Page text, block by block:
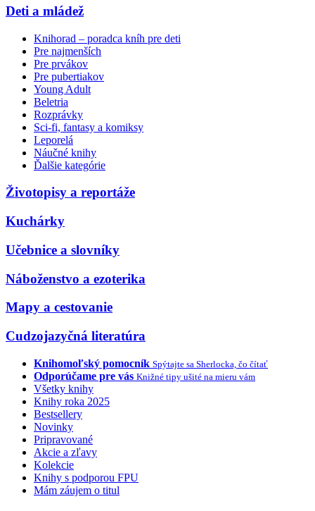
Deti a mládež
Knihorad – poradca kníh pre deti
Pre najmenších
Pre prvákov
Pre pubertiakov
Young Adult
Beletria
Rozprávky
Sci-fi, fantasy a komiksy
Leporelá
Náučné knihy
Ďalšie kategórie
Životopisy a reportáže
Kuchárky
Učebnice a slovníky
Náboženstvo a ezoterika
Mapy a cestovanie
Cudzojazyčná literatúra
Knihomoľský pomocník Spýtajte sa Sherlocka, čo čítať
Odporúčame pre vás Knižné tipy ušité na mieru vám
Všetky knihy
Knihy roka 2025
Bestsellery
Novinky
Pripravované
Akcie a zľavy
Kolekcie
Knihy s podporou FPU
Mám záujem o titul